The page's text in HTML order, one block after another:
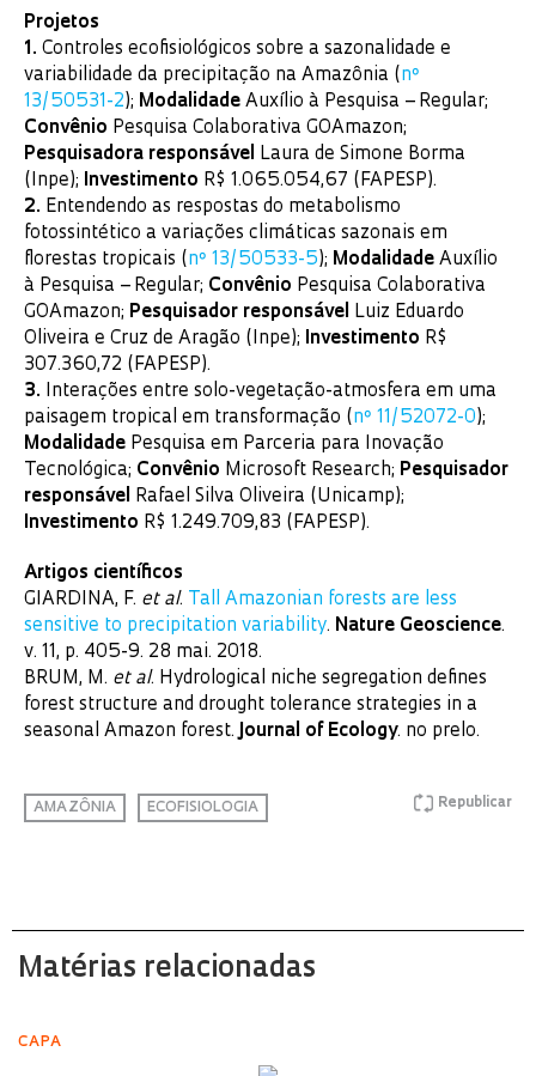
Projetos
1. Controles ecofisiológicos sobre a sazonalidade e
variabilidade da precipitação na Amazônia ( nº
13/50531-2); Modalidade Auxílio à Pesquisa – Regular;
Convênio Pesquisa Colaborativa GOAmazon;
Pesquisadora responsável Laura de Simone Borma
(Inpe); Investimento R$ 1.065.054,67 (FAPESP).
2. Entendendo as respostas do metabolismo
fotossintético a variações climáticas sazonais em
florestas tropicais ( nº 13/50533-5); Modalidade Auxílio
à Pesquisa – Regular; Convênio Pesquisa Colaborativa
GOAmazon; Pesquisador responsável Luiz Eduardo
Oliveira e Cruz de Aragão (Inpe); Investimento R$
307.360,72 (FAPESP).
3. Interações entre solo-vegetação-atmosfera em uma
paisagem tropical em transformação ( nº 11/52072-0);
Modalidade Pesquisa em Parceria para Inovação
Tecnológica; Convênio Microsoft Research; Pesquisador
responsável Rafael Silva Oliveira (Unicamp);
Investimento R$ 1.249.709,83 (FAPESP).
Artigos científicos
GIARDINA, F. et al. Tall Amazonian forests are less
sensitive to precipitation variability. Nature Geoscience.
v. 11, p. 405-9. 28 mai. 2018.
BRUM, M. et al. Hydrological niche segregation defines
forest structure and drought tolerance strategies in a
seasonal Amazon forest.Journal of Ecology. no prelo.
Republicar
AMAZÔNIA ECOFISIOLOGIA